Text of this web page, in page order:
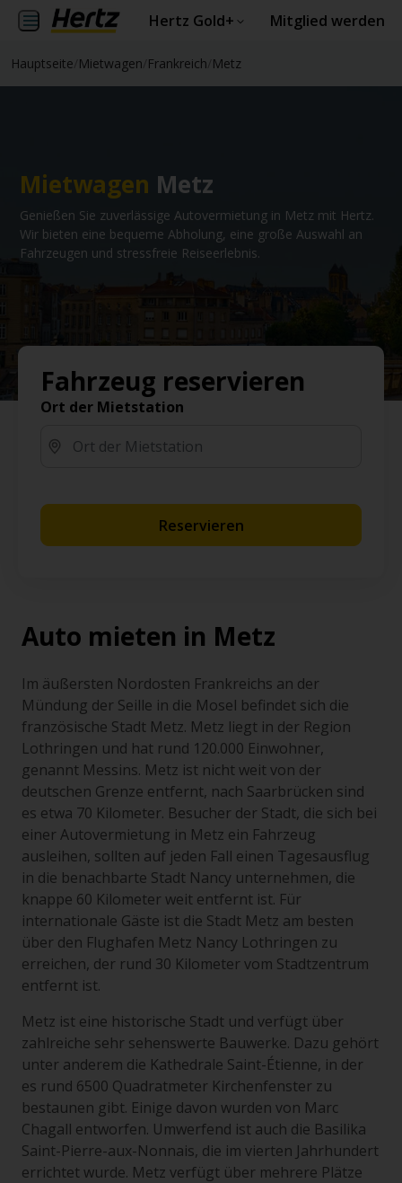
Hertz Gold+ Mitglied werden
Hauptseite Mietwagen Frankreich Metz
Mietwagen Metz
Genießen Sie zuverlässige Autovermietung in Metz mit Hertz.
Wir bieten eine bequeme Abholung, eine große Auswahl an
Fahrzeugen und stressfreie Reiseerlebnis.
Fahrzeug reservieren
Ort der Mietstation
Reservieren
Auto mieten in Metz
Im äußersten Nordosten Frankreichs an der
Mündung der Seille in die Mosel befindet sich die
französische Stadt Metz. Metz liegt in der Region
Lothringen und hat rund 120.000 Einwohner,
genannt Messins. Metz ist nicht weit von der
deutschen Grenze entfernt, nach Saarbrücken sind
es etwa 70 Kilometer. Besucher der Stadt, die sich bei
einer Autovermietung in Metz ein Fahrzeug
ausleihen, sollten auf jeden Fall einen Tagesausflug
in die benachbarte Stadt Nancy unternehmen, die
knappe 60 Kilometer weit entfernt ist. Für
internationale Gäste ist die Stadt Metz am besten
über den Flughafen Metz Nancy Lothringen zu
erreichen, der rund 30 Kilometer vom Stadtzentrum
entfernt ist.
Metz ist eine historische Stadt und verfügt über
zahlreiche sehr sehenswerte Bauwerke. Dazu gehört
unter anderem die Kathedrale Saint-Étienne, in der
es rund 6500 Quadratmeter Kirchenfenster zu
bestaunen gibt. Einige davon wurden von Marc
Chagall entworfen. Umwerfend ist auch die Basilika
Saint-Pierre-aux-Nonnais, die im vierten Jahrhundert
errichtet wurde. Metz verfügt über mehrere Plätze